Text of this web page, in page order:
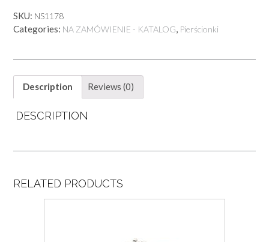
SKU: NS1178
Categories: NA ZAMÓWIENIE - KATALOG, Pierścionki
Description Reviews (0)
DESCRIPTION
RELATED PRODUCTS